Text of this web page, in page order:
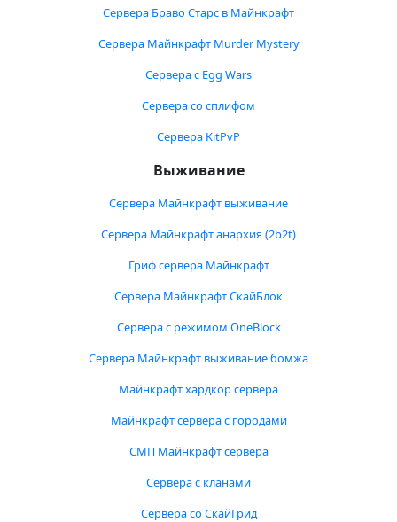
Сервера Браво Старс в Майнкрафт
Сервера Майнкрафт Murder Mystery
Сервера с Egg Wars
Сервера со сплифом
Сервера KitPvP
Выживание
Сервера Майнкрафт выживание
Сервера Майнкрафт анархия (2b2t)
Гриф сервера Майнкрафт
Сервера Майнкрафт СкайБлок
Сервера с режимом OneBlock
Сервера Майнкрафт выживание бомжа
Майнкрафт хардкор сервера
Майнкрафт сервера с городами
СМП Майнкрафт сервера
Сервера с кланами
Сервера со СкайГрид